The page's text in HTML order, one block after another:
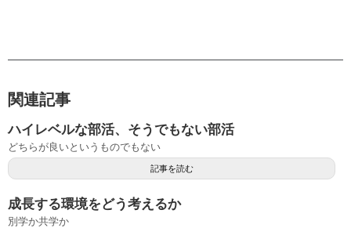
関連記事
ハイレベルな部活、そうでもない部活
どちらが良いというものでもない
記事を読む
成長する環境をどう考えるか
別学か共学か